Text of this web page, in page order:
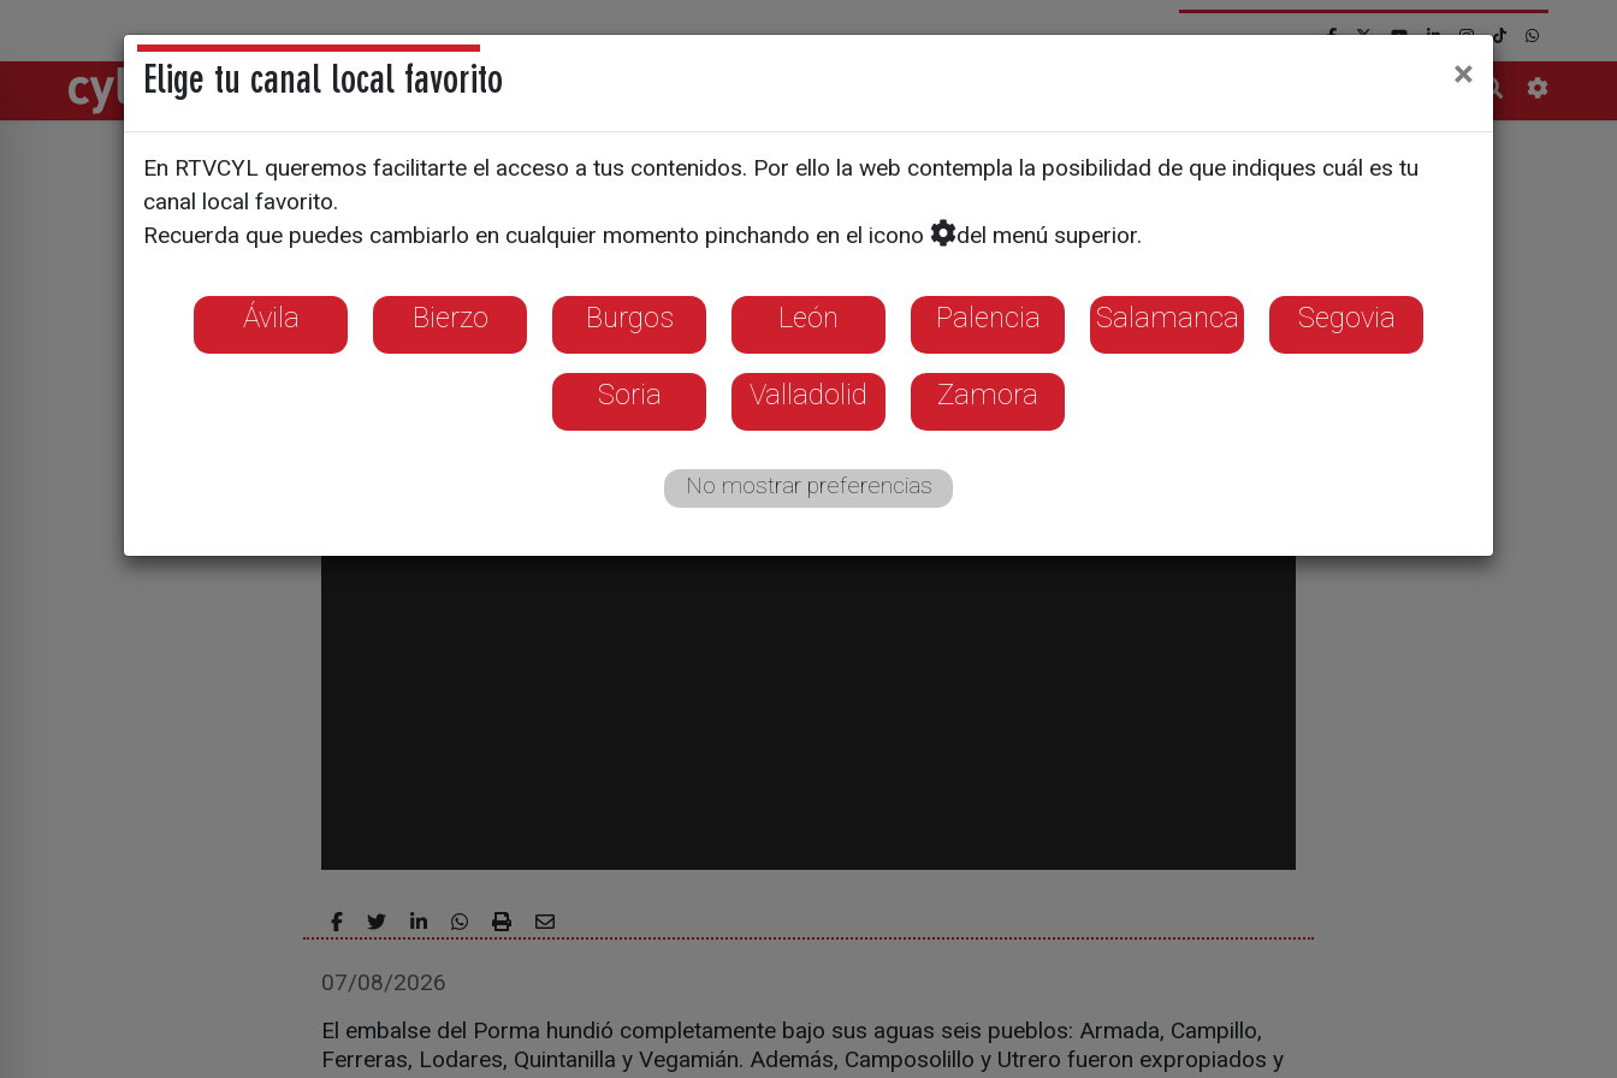
Directos Noticias
Hundidos. Cap3: Porma, el silencio de ocho
pueblos
07/08/2026
El embalse del Porma hundió completamente bajo sus aguas seis pueblos: Armada, Campillo,
Ferreras, Lodares, Quintanilla y Vegamián. Además, Camposolillo y Utrero fueron expropiados y
Elige tu canal local favorito ×
En RTVCYL queremos facilitarte el acceso a tus contenidos. Por ello la web contempla la posibilidad de que indiques cuál es tu
canal local favorito.
Recuerda que puedes cambiarlo en cualquier momento pinchando en el icono
del menú superior.
Ávila Bierzo Burgos León Palencia Salamanca Segovia
Soria Valladolid Zamora
No mostrar preferencias